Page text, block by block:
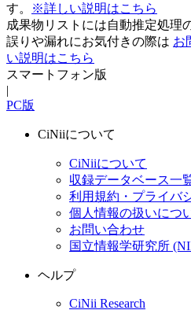
す。
※詳しい説明はこちら
成果物リストには自動推定処理
誤りや漏れにお気付きの際は お
い説明はこちら
スマートフォン版
|
PC版
CiNiiについて
CiNiiについて
収録データベース一
利用規約・プライバ
個人情報の扱いにつ
お問い合わせ
国立情報学研究所
ヘルプ
CiNii Research